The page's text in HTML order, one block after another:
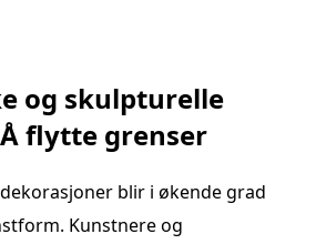
og skulpturelle
flytte grenser
blir i økende grad
Kunstnere og